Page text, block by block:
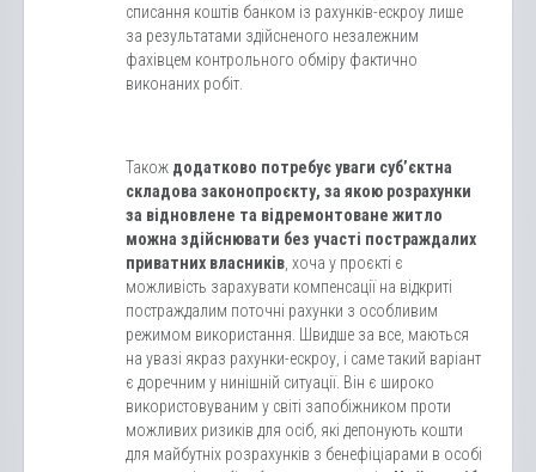
списання коштів банком із рахунків-ескроу лише
за результатами здійсненого незалежним
фахівцем контрольного обміру фактично
виконаних робіт.
Також додатково потребує уваги суб’єктна
складова законопроєкту, за якою розрахунки
за відновлене та відремонтоване житло
можна здійснювати без участі постраждалих
приватних власників, хоча у проєкті є
можливість зарахувати компенсації на відкриті
постраждалим поточні рахунки з особливим
режимом використання. Швидше за все, маються
на увазі якраз рахунки-ескроу, і саме такий варіант
є доречним у нинішній ситуації. Він є широко
використовуваним у світі запобіжником проти
можливих ризиків для осіб, які депонують кошти
для майбутніх розрахунків з бенефіціарами в особі